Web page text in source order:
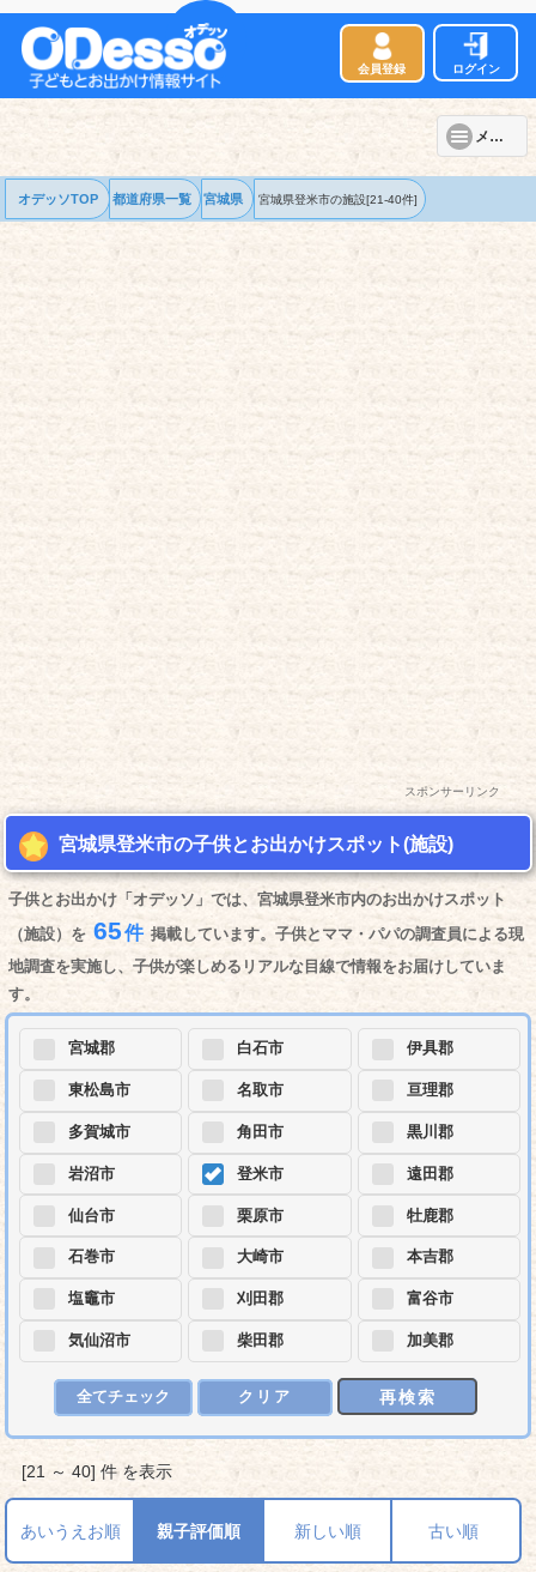
会員登録 ログイン
メニュー
オデッソTOP 都道府県一覧 宮城県 宮城県登米市の施設[21-40件]
スポンサーリンク
宮城県登米市の子供とお出かけスポット(施設)
子供とお出かけ「オデッソ」では、宮城県登米市内のお出かけスポット
（施設）を 65件 掲載しています。子供とママ・パパの調査員による現
地調査を実施し、子供が楽しめるリアルな目線で情報をお届けしていま
す。
宮城郡
東松島市
多賀城市
岩沼市
仙台市
石巻市
塩竈市
気仙沼市
白石市
名取市
角田市
登米市
栗原市
大崎市
刈田郡
柴田郡
伊具郡
亘理郡
黒川郡
遠田郡
牡鹿郡
本吉郡
富谷市
加美郡
全てチェック クリア 再検索
[21 ～ 40] 件 を表示
あいうえお順 親子評価順 新しい順 古い順